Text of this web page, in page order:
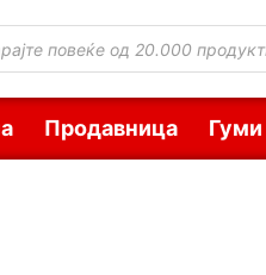
Продавница Гуми